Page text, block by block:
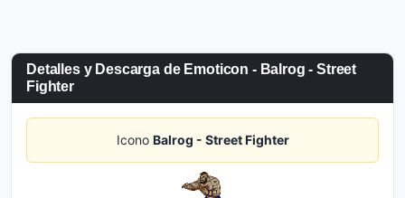
Detalles y Descarga de Emoticon - Balrog - Street
Fighter
Icono Balrog - Street Fighter